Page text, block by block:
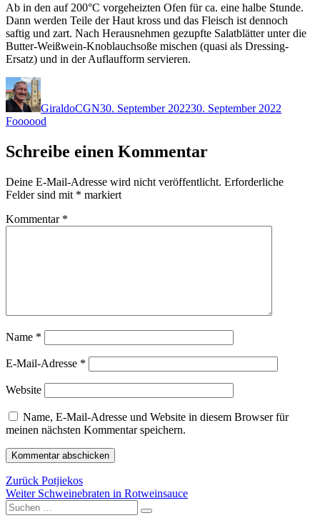
Ab in den auf 200°C vorgeheizten Ofen für ca. eine halbe Stunde.
Dann werden Teile der Haut kross und das Fleisch ist dennoch
saftig und zart. Nach Herausnehmen gezupfte Salatblätter unter die
Butter-Weißwein-Knoblauchsoße mischen (quasi als Dressing-
Ersatz) und in der Auflaufform servieren.
Autor
GiraldoCGN30. September 202230. September 2022
Foooood
Schreibe einen Kommentar
Deine E-Mail-Adresse wird nicht veröffentlicht. Erforderliche
Felder sind mit * markiert
Kommentar *
Name *
E-Mail-Adresse *
Website
Name, E-Mail-Adresse und Website in diesem Browser für
meinen nächsten Kommentar speichern.
Beitragsnavigation
Zurück Vorheriger
Beitrag:
Potjiekos
Weiter Nächster
Beitrag:
Schweinebraten in Rotweinsauce
Suchen
nach:
Suchen